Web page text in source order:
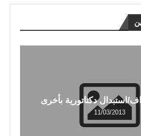
استبدال دكتاتورية بأخرى
11/03/2013